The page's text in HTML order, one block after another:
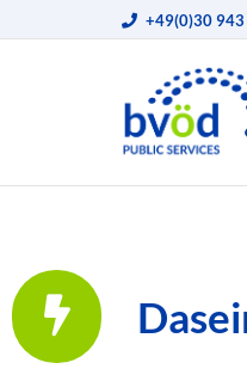
+49(0)30